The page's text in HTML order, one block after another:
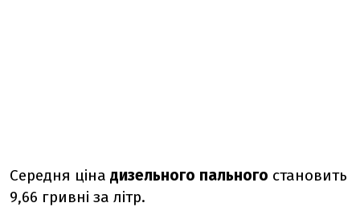
Середня ціна дизельного пального становить
9,66 гривні за літр.